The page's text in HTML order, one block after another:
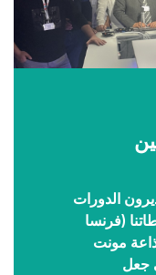
الدورات
(فرنسا
مونت
جعل